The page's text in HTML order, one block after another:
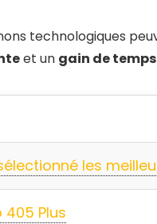
technologiques
et un gain de
les
Plus